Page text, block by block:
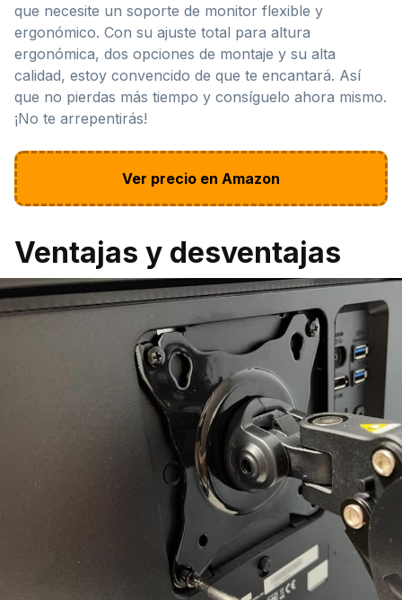
que necesite un soporte de monitor flexible y
ergonómico. Con su ajuste total para altura
ergonómica, dos opciones de montaje y su alta
calidad, estoy convencido de que te encantará. Así
que no pierdas más tiempo y consíguelo ahora mismo.
¡No te arrepentirás!
Ver precio en Amazon
Ventajas y desventajas